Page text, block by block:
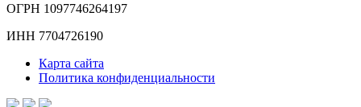
ОГРН 1097746264197
ИНН 7704726190
Карта сайта
Политика конфиденциальности